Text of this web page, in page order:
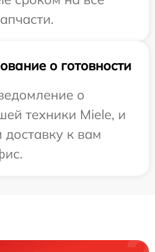
о готовности
о
техники Miele, и
к вам